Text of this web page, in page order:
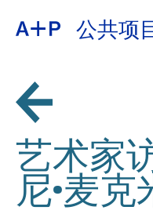
公共项
教育
培养
展览
普通话
艺术家
尼·麦克